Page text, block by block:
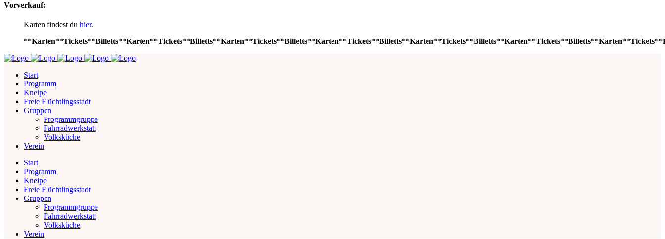
Vorverkauf:
Karten findest du hier.
Start
Programm
Kneipe
Freie Flüchtlingsstadt
Gruppen
Programmgruppe
Fahrradwerkstatt
Volksküche
Verein
Start
Programm
Kneipe
Freie Flüchtlingsstadt
Gruppen
Programmgruppe
Fahrradwerkstatt
Volksküche
Verein